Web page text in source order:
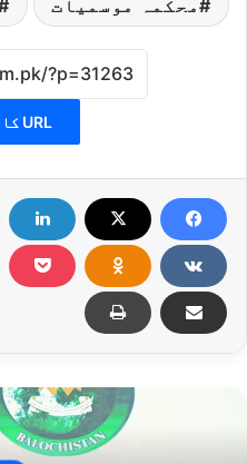
محکمہ موسمیات
URL کاپی کریں